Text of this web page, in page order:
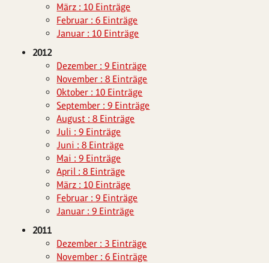
März : 10 Einträge
Februar : 6 Einträge
Januar : 10 Einträge
2012
Dezember : 9 Einträge
November : 8 Einträge
Oktober : 10 Einträge
September : 9 Einträge
August : 8 Einträge
Juli : 9 Einträge
Juni : 8 Einträge
Mai : 9 Einträge
April : 8 Einträge
März : 10 Einträge
Februar : 9 Einträge
Januar : 9 Einträge
2011
Dezember : 3 Einträge
November : 6 Einträge